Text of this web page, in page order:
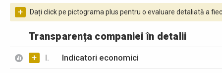
+ Dați click pe pictograma plus pentru o evaluare detaliată a
Transparența companiei în detalii
+ I. Indicatori economici